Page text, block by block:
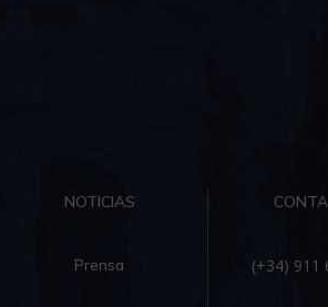
NOTICIAS
Prensa (+34) 911